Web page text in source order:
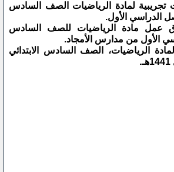
تجريبية لمادة الرياضيات الصف السادس
الدراسي الأول.
عمل مادة الرياضيات للصف السادس
الأول من مدارس الأمجاد.
لمادة الرياضيات، الصف السادس الابتدائي